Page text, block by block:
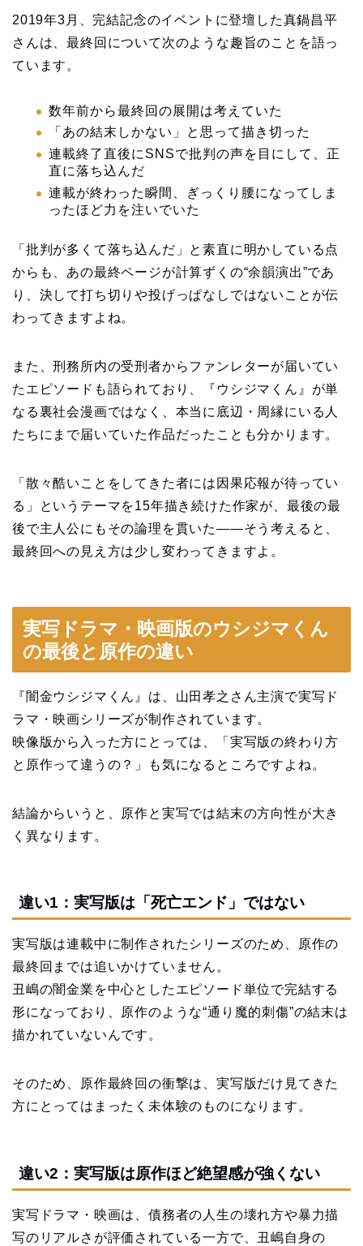
2019年3月、完結記念のイベントに登壇した真鍋昌平
さんは、最終回について次のような趣旨のことを語っ
ています。
数年前から最終回の展開は考えていた
「あの結末しかない」と思って描き切った
連載終了直後にSNSで批判の声を目にして、正
直に落ち込んだ
連載が終わった瞬間、ぎっくり腰になってしま
ったほど力を注いでいた
「批判が多くて落ち込んだ」と素直に明かしている点
からも、あの最終ページが計算ずくの“余韻演出”であ
り、決して打ち切りや投げっぱなしではないことが伝
わってきますよね。
また、刑務所内の受刑者からファンレターが届いてい
たエピソードも語られており、『ウシジマくん』が単
なる裏社会漫画ではなく、本当に底辺・周縁にいる人
たちにまで届いていた作品だったことも分かります。
「散々酷いことをしてきた者には因果応報が待ってい
る」というテーマを15年描き続けた作家が、最後の最
後で主人公にもその論理を貫いた——そう考えると、
最終回への見え方は少し変わってきますよ。
実写ドラマ・映画版のウシジマくん
の最後と原作の違い
『闇金ウシジマくん』は、山田孝之さん主演で実写ド
ラマ・映画シリーズが制作されています。
映像版から入った方にとっては、「実写版の終わり方
と原作って違うの？」も気になるところですよね。
結論からいうと、原作と実写では結末の方向性が大き
く異なります。
違い1：実写版は「死亡エンド」ではない
実写版は連載中に制作されたシリーズのため、原作の
最終回までは追いかけていません。
丑嶋の闇金業を中心としたエピソード単位で完結する
形になっており、原作のような“通り魔的刺傷”の結末は
描かれていないんです。
そのため、原作最終回の衝撃は、実写版だけ見てきた
方にとってはまったく未体験のものになります。
違い2：実写版は原作ほど絶望感が強くない
実写ドラマ・映画は、債務者の人生の壊れ方や暴力描
写のリアルさが評価されている一方で、丑嶋自身の